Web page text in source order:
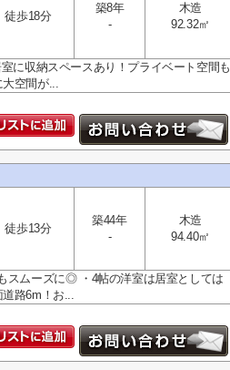
徒歩18分
築8年
-
木造
92.32㎡
に収納スペースあり！プライベート空間も
空間が...
徒歩13分
築44年
-
木造
94.40㎡
スムーズに◎ ・4帖の洋室は居室としては
路6m！お...